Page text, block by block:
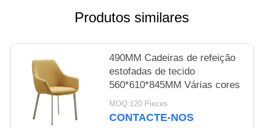
Produtos similares
490MM Cadeiras de refeição
estofadas de tecido
560*610*845MM Várias cores
MOQ:120 Pieces
CONTACTE-NOS